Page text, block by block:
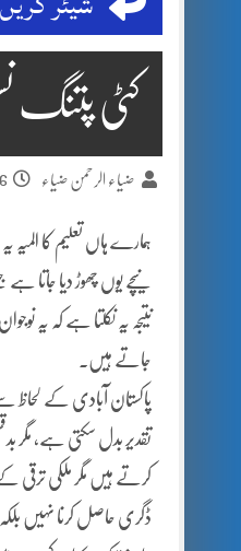
کٹی پتنگ
ضیاء الرحمن ضیاء
ہمارے ہاں تعلیم کا
نیچے یوں چھوڑ دیا
نتیجہ یہ نکلتا ہے کہ یہ
جاتے ہیں۔
پاکستان آبادی کے لحاظ
تقدیر بدل سکتی ہے، مگر
کرتے ہیں مگر ملکی ترقی
ڈگری حاصل کرنا نہیں